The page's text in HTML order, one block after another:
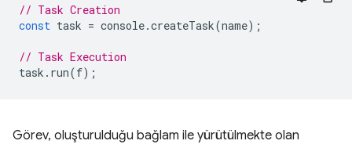
// Task Creation
const task = console.createTask(name);
// Task Execution
task . run(f);
Görev, oluşturulduğu bağlam ile yürütülmekte olan